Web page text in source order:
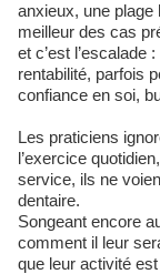
anxieux, une plage
meilleur des cas
et c’est l’escalade
rentabilité, parfois
confiance en soi,
Les praticiens
l’exercice
service, ils ne
dentaire.
Songeant encore
comment il leur
que leur activité